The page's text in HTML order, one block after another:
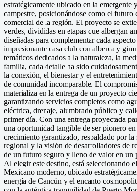
estratégicamente ubicado en la emergente
campestre, posicionándose como el futuro
comercial de la región. El proyecto se
verdes, divididas en etapas que albergan
diseñadas para complementar cada
impresionante casa club con alberca y
temáticos dedicados a la naturaleza, la
familia, cada detalle ha sido
la conexión, el bienestar y el
de comunidad incomparable. El
materializa en la entrega de un proyecto
garantizando servicios completos como
eléctrica, drenaje, alumbrado público y
primer día. Con una entrega proyectada
una oportunidad tangible de ser pionero
crecimiento garantizado, respaldado por la
regional y la visión de desarrolladores de
de un futuro seguro y lleno de valor en un
Al elegir este destino, está seleccionando
Mexicano moderno, ubicado
energía de Cancún y el encanto